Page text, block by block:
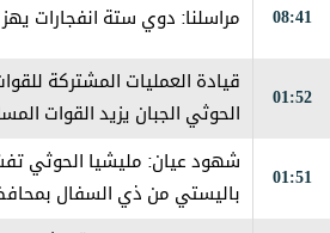
08:41 مراسلنا: دوي ستة انفجارات
01:52
قيادة العمليات المشتركة
الحوثي الجبان يزيد القوات
01:51
شهود عيان: ‏مليشيا الحوثي
باليستي من ذي السفال